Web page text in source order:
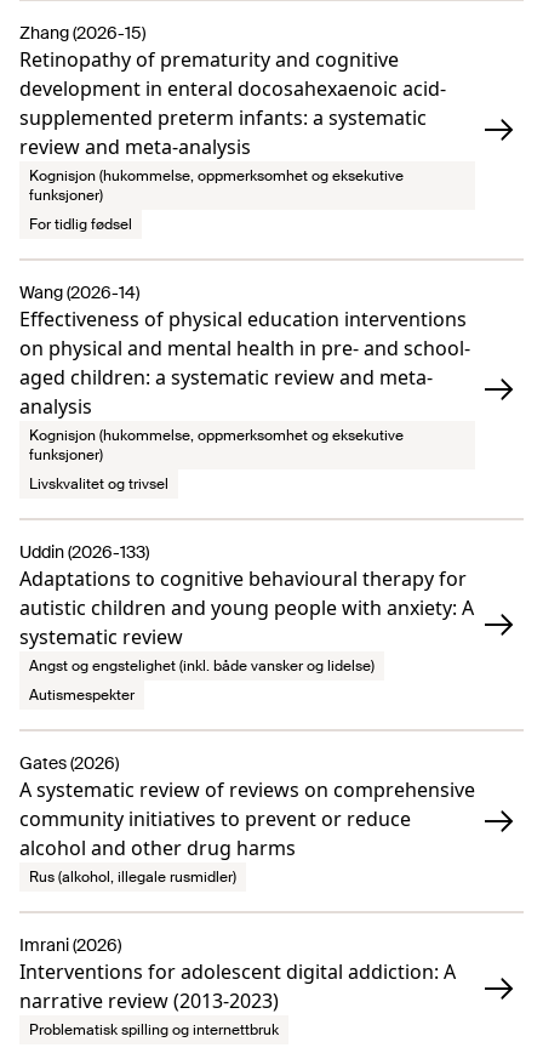
Retinopathy of prematurity and cognitive
development in enteral docosahexaenoic acid-
supplemented preterm infants: a systematic
review and meta-analysis
Zhang (2026-15)
Kognisjon (hukommelse, oppmerksomhet og eksekutive
funksjoner)
For tidlig fødsel
Effectiveness of physical education interventions
on physical and mental health in pre- and school-
aged children: a systematic review and meta-
analysis
Wang (2026-14)
Kognisjon (hukommelse, oppmerksomhet og eksekutive
funksjoner)
Livskvalitet og trivsel
Adaptations to cognitive behavioural therapy for
autistic children and young people with anxiety: A
systematic review
Uddin (2026-133)
Angst og engstelighet (inkl. både vansker og lidelse)
Autismespekter
A systematic review of reviews on comprehensive
community initiatives to prevent or reduce
alcohol and other drug harms
Gates (2026)
Rus (alkohol, illegale rusmidler)
Interventions for adolescent digital addiction: A
narrative review (2013-2023)
Imrani (2026)
Problematisk spilling og internettbruk